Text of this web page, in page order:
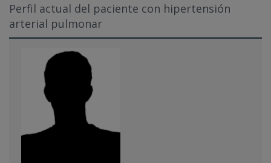
Perfil actual del paciente con hipertensión
arterial pulmonar